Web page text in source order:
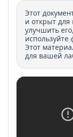
Этот
и открыт
улучшить
используйте
Этот
для вашей